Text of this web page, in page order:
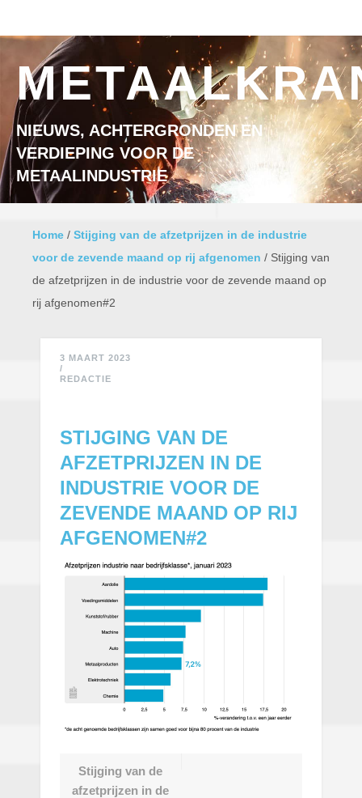
NIEUWS, ACHTERGRONDEN EN
VERDIEPING VOOR DE
METAALINDUSTRIE
Home / Stijging van de afzetprijzen in de industrie
voor de zevende maand op rij afgenomen / Stijging van
de afzetprijzen in de industrie voor de zevende maand op
rij afgenomen#2
3 MAART 2023
/
REDACTIE
STIJGING VAN DE
AFZETPRIJZEN IN DE
INDUSTRIE VOOR DE
ZEVENDE MAAND OP RIJ
AFGENOMEN#2
Stijging van de
afzetprijzen in de